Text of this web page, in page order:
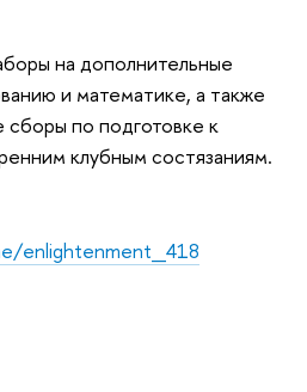
на дополнительные
и математике, а также
сборы по подготовке к
клубным состязаниям.
enlightenment_418